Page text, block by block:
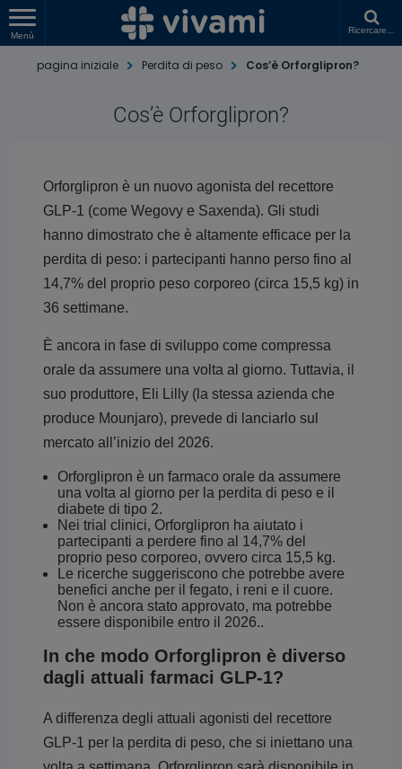
Menù
Ricercare...
pagina iniziale Perdita di peso Cos’è Orforglipron?
Cos’è Orforglipron?
Orforglipron è un nuovo agonista del recettore
GLP-1 (come Wegovy e Saxenda). Gli studi
hanno dimostrato che è altamente efficace per la
perdita di peso: i partecipanti hanno perso fino al
14,7% del proprio peso corporeo (circa 15,5 kg) in
36 settimane.
È ancora in fase di sviluppo come compressa
orale da assumere una volta al giorno. Tuttavia, il
suo produttore, Eli Lilly (la stessa azienda che
produce Mounjaro), prevede di lanciarlo sul
mercato all’inizio del 2026.
Orforglipron è un farmaco orale da assumere
una volta al giorno per la perdita di peso e il
diabete di tipo 2.
Nei trial clinici, Orforglipron ha aiutato i
partecipanti a perdere fino al 14,7% del
proprio peso corporeo, ovvero circa 15,5 kg.
Le ricerche suggeriscono che potrebbe avere
benefici anche per il fegato, i reni e il cuore.
Non è ancora stato approvato, ma potrebbe
essere disponibile entro il 2026..
In che modo Orforglipron è diverso
dagli attuali farmaci GLP-1?
A differenza degli attuali agonisti del recettore
GLP-1 per la perdita di peso, che si iniettano una